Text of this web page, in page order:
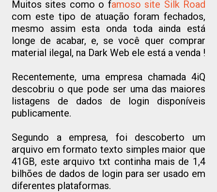
Muitos sites como o famoso site Silk Road
com este tipo de atuação foram fechados,
mesmo assim esta onda toda ainda está
longe de acabar, e, se você quer comprar
material ilegal, na Dark Web ele está a venda !
Recentemente, uma empresa chamada 4iQ
descobriu o que pode ser uma das maiores
listagens de dados de login disponíveis
publicamente.
Segundo a empresa, foi descoberto um
arquivo em formato texto simples maior que
41GB, este arquivo txt continha mais de 1,4
bilhões de dados de login para ser usado em
diferentes plataformas.